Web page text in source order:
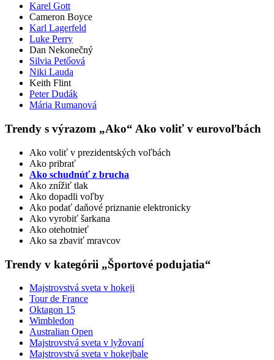
Karel Gott
Cameron Boyce
Karl Lagerfeld
Luke Perry
Dan Nekonečný
Silvia Petőová
Niki Lauda
Keith Flint
Peter Dudák
Mária Rumanová
Trendy s výrazom „Ako“ Ako voliť v eurovoľbách
Ako voliť v prezidentských voľbách
Ako pribrať
Ako schudnúť z brucha
Ako znížiť tlak
Ako dopadli voľby
Ako podať daňové priznanie elektronicky
Ako vyrobiť šarkana
Ako otehotnieť
Ako sa zbaviť mravcov
Trendy v kategórii „Športové podujatia“
Majstrovstvá sveta v hokeji
Tour de France
Oktagon 15
Wimbledon
Australian Open
Majstrovstvá sveta v lyžovaní
Majstrovstvá sveta v hokejbale